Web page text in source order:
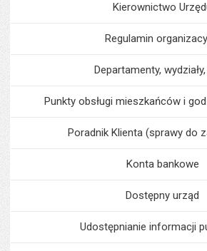
Menu
Kierownictwo
Regulamin
Departamenty,
Punkty obsługi mieszkańców i
Poradnik Klienta (sprawy do
Konta bankowe
Dostępny urząd
Udostępnianie informacji